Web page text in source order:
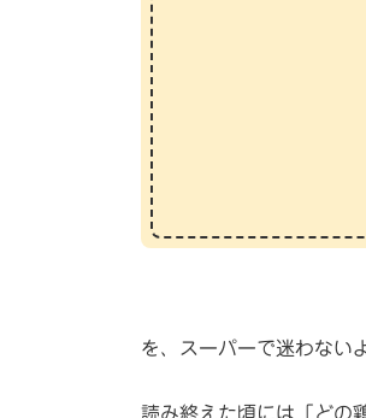
を、スーパーで迷わない
読み終えた頃には「どの